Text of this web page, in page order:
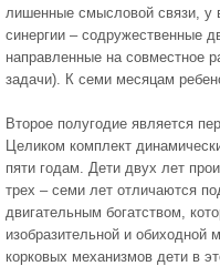
лишенные смысловой связи, у
синергии – содружественные
направленные на совместное
задачи). К семи месяцам
Второе полугодие является
Целиком комплект
пяти годам. Дети двух лет
трех – семи лет отличаются
двигательным богатством,
изобразительной и обиходной
корковых механизмов дети в